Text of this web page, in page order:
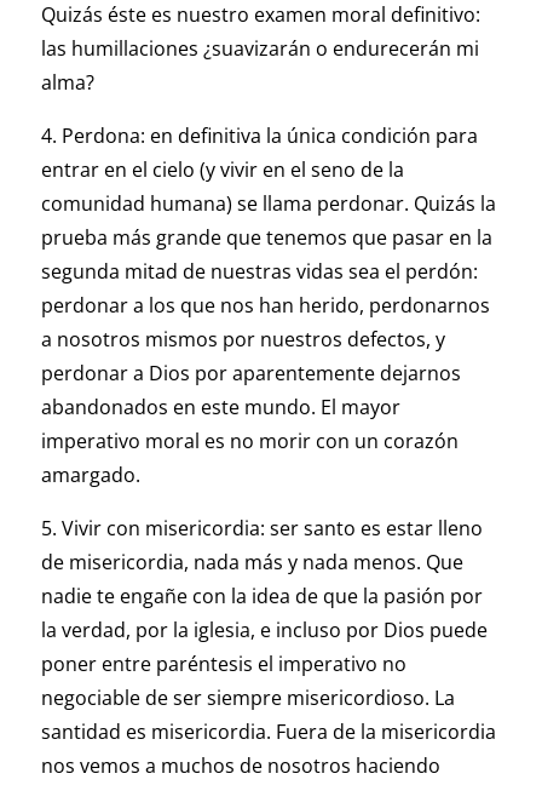
Quizás éste es nuestro examen moral definitivo:
las humillaciones ¿suavizarán o endurecerán mi
alma?
4. Perdona: en definitiva la única condición para
entrar en el cielo (y vivir en el seno de la
comunidad humana) se llama perdonar. Quizás la
prueba más grande que tenemos que pasar en la
segunda mitad de nuestras vidas sea el perdón:
perdonar a los que nos han herido, perdonarnos
a nosotros mismos por nuestros defectos, y
perdonar a Dios por aparentemente dejarnos
abandonados en este mundo. El mayor
imperativo moral es no morir con un corazón
amargado.
5. Vivir con misericordia: ser santo es estar lleno
de misericordia, nada más y nada menos. Que
nadie te engañe con la idea de que la pasión por
la verdad, por la iglesia, e incluso por Dios puede
poner entre paréntesis el imperativo no
negociable de ser siempre misericordioso. La
santidad es misericordia. Fuera de la misericordia
nos vemos a muchos de nosotros haciendo